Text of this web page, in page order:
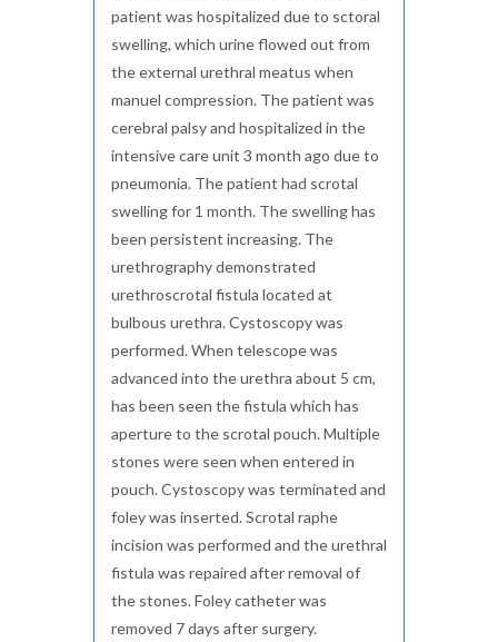
patient was hospitalized due to sctoral
swelling, which urine flowed out from
the external urethral meatus when
manuel compression. The patient was
cerebral palsy and hospitalized in the
intensive care unit 3 month ago due to
pneumonia. The patient had scrotal
swelling for 1 month. The swelling has
been persistent increasing. The
urethrography demonstrated
urethroscrotal fistula located at
bulbous urethra. Cystoscopy was
performed. When telescope was
advanced into the urethra about 5 cm,
has been seen the fistula which has
aperture to the scrotal pouch. Multiple
stones were seen when entered in
pouch. Cystoscopy was terminated and
foley was inserted. Scrotal raphe
incision was performed and the urethral
fistula was repaired after removal of
the stones. Foley catheter was
removed 7 days after surgery.